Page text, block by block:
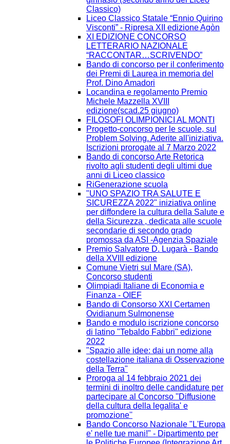
Classico)
Liceo Classico Statale “Ennio Quirino
Visconti” - Ripresa XII edizione Agòn
XI EDIZIONE CONCORSO
LETTERARIO NAZIONALE
“RACCONTAR…SCRIVENDO”
Bando di concorso per il conferimento
dei Premi di Laurea in memoria del
Prof. Dino Amadori
Locandina e regolamento Premio
Michele Mazzella XVIII
edizione(scad.25 giugno)
FILOSOFI OLIMPIONICI AL MONTI
Progetto-concorso per le scuole, sul
Problem Solving. Aderite all'iniziativa.
Iscrizioni prorogate al 7 Marzo 2022
Bando di concorso Arte Retorica
rivolto agli studenti degli ultimi due
anni di Liceo classico
RiGenerazione scuola
"UNO SPAZIO TRA SALUTE E
SICUREZZA 2022" iniziativa online
per diffondere la cultura della Salute e
della Sicurezza , dedicata alle scuole
secondarie di secondo grado
promossa da ASI -Agenzia Spaziale
Premio Salvatore D. Lugarà - Bando
della XVIII edizione
Comune Vietri sul Mare (SA),
Concorso studenti
Olimpiadi Italiane di Economia e
Finanza - OIEF
Bando di Consorso XXI Certamen
Ovidianum Sulmonense
Bando e modulo iscrizione concorso
di latino "Tebaldo Fabbri" edizione
2022
"Spazio alle idee: dai un nome alla
costellazione italiana di Osservazione
della Terra"
Proroga al 14 febbraio 2021 dei
termini di inoltro delle candidature per
partecipare al Concorso ''Diffusione
della cultura della legalita' e
promozione''
Bando Concorso Nazionale "L'Europa
e' nelle tue mani!" - Dipartimento per